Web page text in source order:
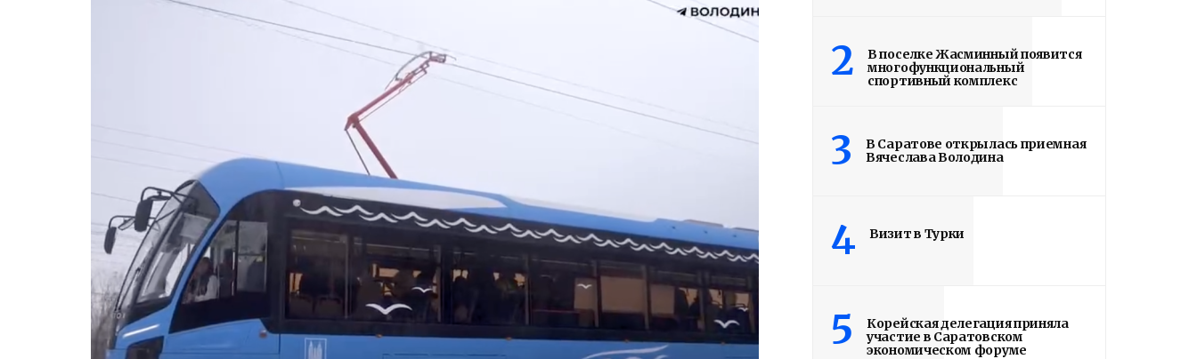
2
В поселке Жасминный появится
многофункциональный
спортивный комплекс
3
В Саратове открылась приемная
Вячеслава Володина
4 Визит в Турки
5
Корейская делегация приняла
участие в Саратовском
экономическом форуме